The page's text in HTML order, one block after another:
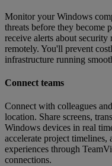
Monitor your Windows
threats before they become
receive alerts about
remotely. You'll prevent
infrastructure running
Connect teams
Connect with colleagues
location. Share screens,
Windows devices in real
accelerate project
experiences through
connections.